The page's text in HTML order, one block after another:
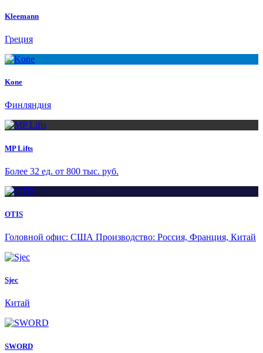
Kleemann
Греция
Kone
Финляндия
MP Lifts
Более 32 ед. от 800 тыс. руб.
OTIS
Головной офис: США Производство: Россия, Франция, Китай
Sjec
Китай
SWORD